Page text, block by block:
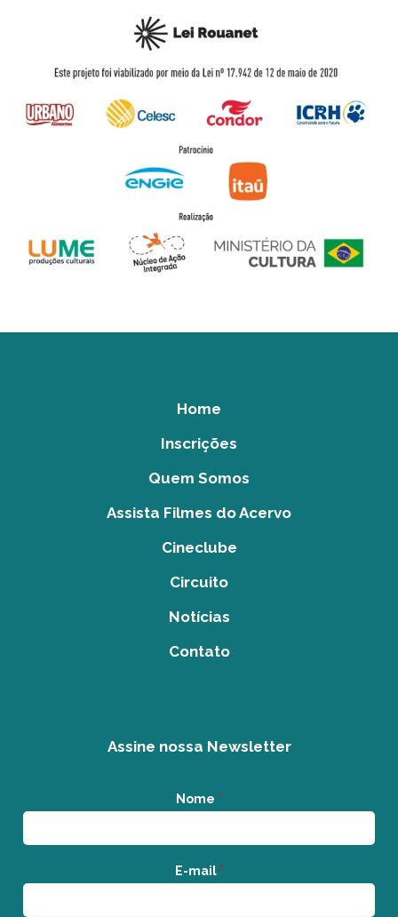
Home
Inscrições
Quem Somos
Assista Filmes do Acervo
Cineclube
Circuito
Notícias
Contato
Assine nossa Newsletter
Nome *
E-mail *